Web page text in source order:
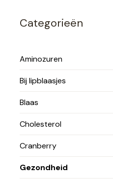
Categorieën
Aminozuren
Bij lipblaasjes
Blaas
Cholesterol
Cranberry
Gezondheid